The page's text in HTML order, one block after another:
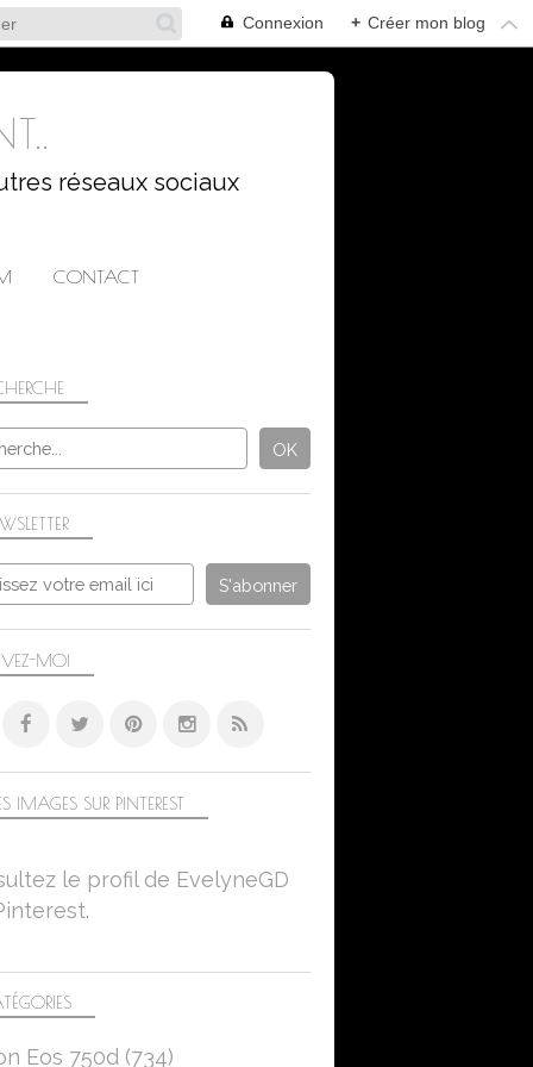
Connexion + Créer mon blog
réseaux sociaux
CONTACT
CHALLENGES PHOTO
LA PHOTO DU MOIS
LA PHOTO DU 15
STILL LIFE
LA PHOTO DU MOIS
HIVER
OBJECTIF CANON 50MM-1.8
MOI
Eos 750d (734)
IMAGES SUR PINTEREST
le profil de EvelyneGD